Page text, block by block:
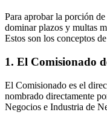
Para aprobar la porción
dominar plazos y multas
Estos son los conceptos
1. El Comisionado
El Comisionado es el
nombrado directamente
Negocios e Industria de